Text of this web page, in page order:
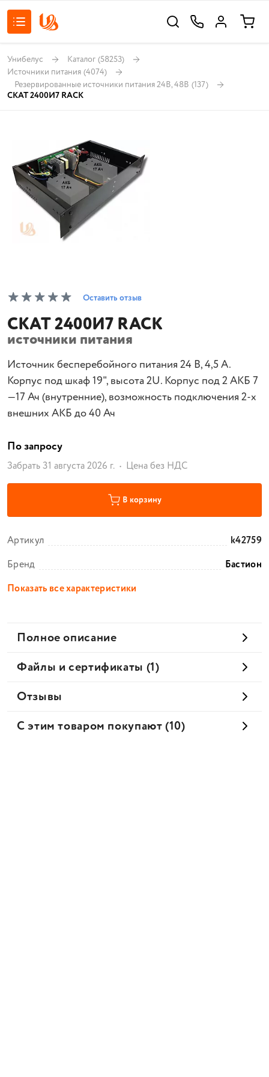
Унибелус Каталог (58253)
Источники питания (4074)
Резервированные источники питания 24В, 48В (137)
СКАТ 2400И7 RACK
Оставить отзыв
СКАТ 2400И7 RACK
источники питания
Источник бесперебойного питания 24 В, 4,5 А.
Корпус под шкаф 19", высота 2U. Корпус под 2 АКБ 7
—17 Ач (внутренние), возможность подключения 2-х
внешних АКБ до 40 Ач
По запросу
Забрать 31 августа 2026 г. Цена без НДС
В корзину
Артикул
k42759
Бренд
Бастион
Показать все характеристики
Полное описание
Файлы и сертификаты (1)
Отзывы
С этим товаром покупают (10)